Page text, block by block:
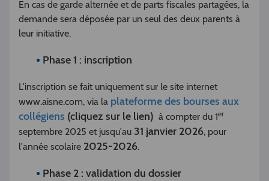
En cas de garde alternée et de parts fiscales partagées, la
demande sera déposée par un seul des deux parents à
leur initiative.
Phase 1 : inscription
L'inscription se fait uniquement sur le site internet
www.aisne.com, via la plateforme des bourses aux
collégiens (cliquez sur le lien) à compter du 1er
septembre 2025 et jusqu'au 31 janvier 2026, pour
l'année scolaire 2025-2026.
Phase 2 : validation du dossier